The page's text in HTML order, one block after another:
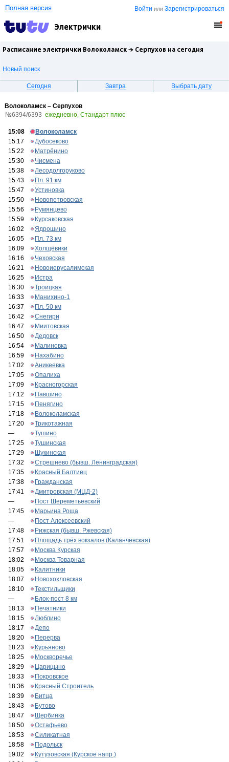
Войти илиЗарегистрироваться
Полная версия
Электрички
Расписание электрички Волоколамск → Серпухов на сегодня
Новый поиск
Сегодня Завтра Выбрать дату
Волоколамск – Серпухов
№6394/6393 ежедневно, Стандарт плюс
15:08
Волоколамск
15:17
Дубосеково
15:22
Матрёнино
15:30
Чисмена
15:38
Лесодолгоруково
15:43
Пл. 91 км
15:47
Устиновка
15:50
Новопетровская
15:56
Румянцево
15:59
Курсаковская
16:02
Ядрошино
16:05
Пл. 73 км
16:09
Холщёвики
16:16
Чеховская
16:21
Новоиерусалимская
16:25
Истра
16:30
Троицкая
16:33
Манихино-1
16:37
Пл. 50 км
16:42
Снегири
16:47
Миитовская
16:50
Дедовск
16:54
Малиновка
16:59
Нахабино
17:02
Аникеевка
17:05
Опалиха
17:09
Красногорская
17:12
Павшино
17:15
Пенягино
17:18
Волоколамская
17:20
Трикотажная
—
Тушино
17:25
Тушинская
17:29
Щукинская
17:32
Стрешнево (бывш. Ленинградская)
17:35
Красный Балтиец
17:38
Гражданская
17:41
Дмитровская (МЦД-2)
—
Пост Шереметьевский
17:45
Марьина Роща
—
Пост Алексеевский
17:48
Рижская (бывш. Ржевская)
17:51
Площадь трёх вокзалов (Каланчёвская)
17:57
Москва Курская
18:02
Москва Товарная
18:05
Калитники
18:07
Новохохловская
18:10
Текстильщики
—
Блок-пост 8 км
18:13
Печатники
18:15
Люблино
18:17
Депо
18:20
Перерва
18:23
Курьяново
18:25
Москворечье
18:29
Царицыно
18:33
Покровское
18:36
Красный Строитель
18:39
Битца
18:43
Бутово
18:47
Щербинка
18:50
Остафьево
18:53
Силикатная
18:58
Подольск
19:02
Кутузовская (Курское напр.)